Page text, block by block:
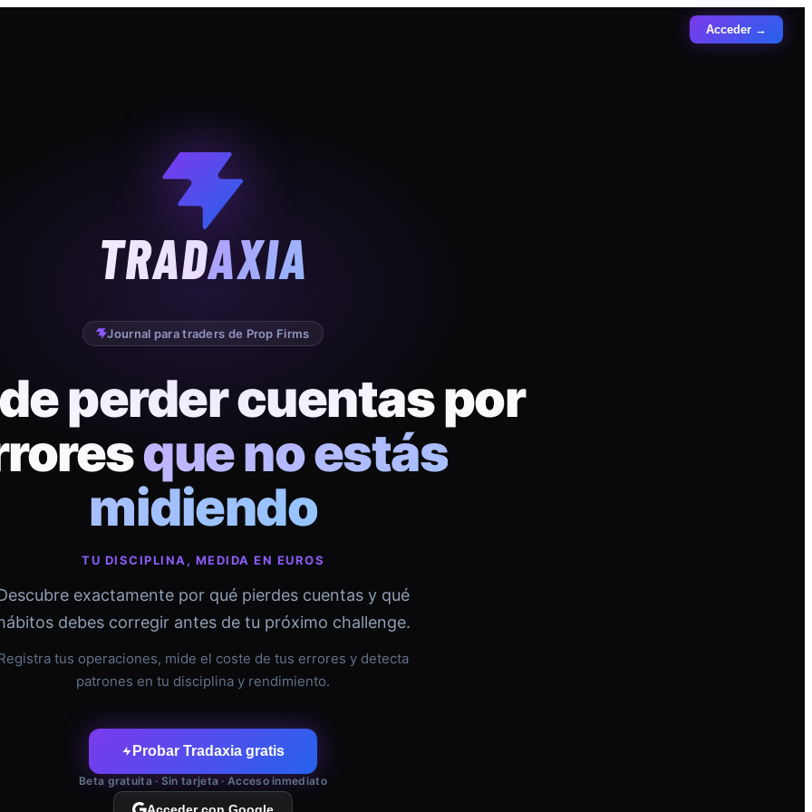
Acceder →
TRADAXIA
Journal para traders de Prop Firms
perder cuentas por
que no estás
midiendo
TU DISCIPLINA, MEDIDA EN EUROS
exactamente por qué pierdes cuentas y qué
debes corregir antes de tu próximo challenge.
tus operaciones, mide el coste de tus errores y detecta
patrones en tu disciplina y rendimiento.
Probar Tradaxia gratis
Beta gratuita · Sin tarjeta · Acceso inmediato